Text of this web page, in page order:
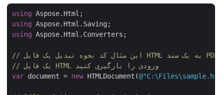
using
using
using Aspose.Html.Converters;
// یک فایل HTML ورودی را بارگیری کنید
var document = new HTMLDocument(